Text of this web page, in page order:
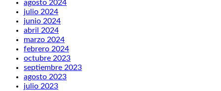
agosto 2024
julio 2024
junio 2024
abril 2024
marzo 2024
febrero 2024
octubre 2023
septiembre 2023
agosto 2023
julio 2023